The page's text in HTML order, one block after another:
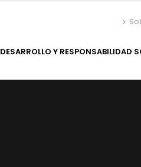
DESARROLLO Y RESPONSABILIDAD